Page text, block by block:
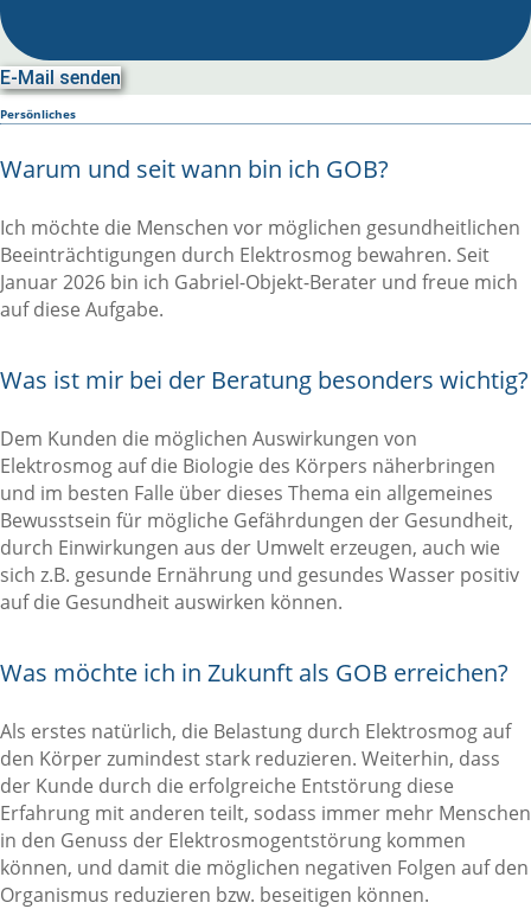
E-Mail senden
Persönliches
Warum und seit wann bin ich GOB?
Ich möchte die Menschen vor möglichen gesundheitlichen
Beeinträchtigungen durch Elektrosmog bewahren. Seit
Januar 2026 bin ich Gabriel-Objekt-Berater und freue mich
auf diese Aufgabe.
Was ist mir bei der Beratung besonders wichtig?
Dem Kunden die möglichen Auswirkungen von
Elektrosmog auf die Biologie des Körpers näherbringen
und im besten Falle über dieses Thema ein allgemeines
Bewusstsein für mögliche Gefährdungen der Gesundheit,
durch Einwirkungen aus der Umwelt erzeugen, auch wie
sich z.B. gesunde Ernährung und gesundes Wasser positiv
auf die Gesundheit auswirken können.
Was möchte ich in Zukunft als GOB erreichen?
Als erstes natürlich, die Belastung durch Elektrosmog auf
den Körper zumindest stark reduzieren. Weiterhin, dass
der Kunde durch die erfolgreiche Entstörung diese
Erfahrung mit anderen teilt, sodass immer mehr Menschen
in den Genuss der Elektrosmogentstörung kommen
können, und damit die möglichen negativen Folgen auf den
Organismus reduzieren bzw. beseitigen können.